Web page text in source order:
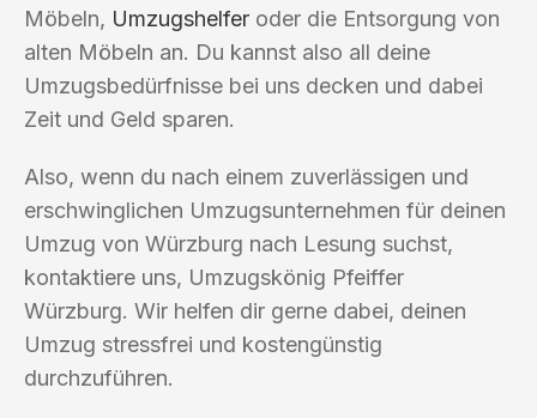
Möbeln, Umzugshelfer oder die Entsorgung von
alten Möbeln an. Du kannst also all deine
Umzugsbedürfnisse bei uns decken und dabei
Zeit und Geld sparen.
Also, wenn du nach einem zuverlässigen und
erschwinglichen Umzugsunternehmen für deinen
Umzug von Würzburg nach Lesung suchst,
kontaktiere uns, Umzugskönig Pfeiffer
Würzburg. Wir helfen dir gerne dabei, deinen
Umzug stressfrei und kostengünstig
durchzuführen.